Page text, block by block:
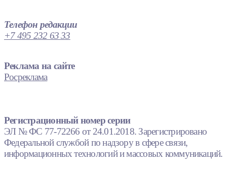
Телефон редакции
+7 495 232 63 33
Реклама на сайте
Росреклама
Регистрационный номер серии
ЭЛ № ФС 77-72266 от 24.01.2018. Зарегистрировано
Федеральной службой по надзору в сфере связи,
информационных технологий и массовых коммуникаций.